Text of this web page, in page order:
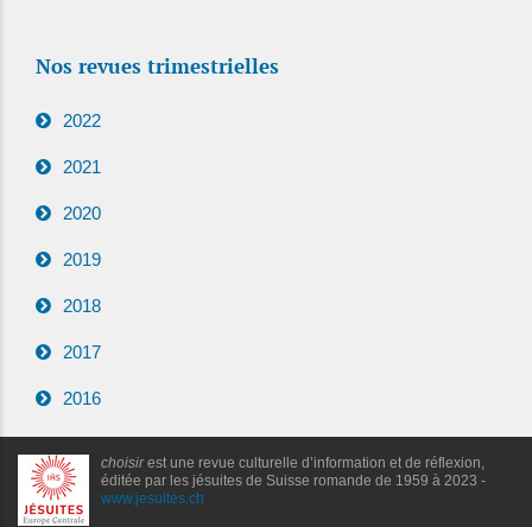
Nos revues trimestrielles
2022
2021
2020
2019
2018
2017
2016
choisirest une revue culturelle d’information et de réflexion,
éditée par les jésuites de Suisse romande de 1959 à 2023 -
www.jesuites.ch